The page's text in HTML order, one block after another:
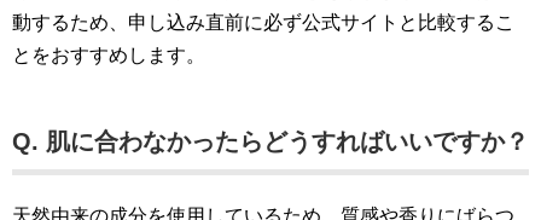
動するため、申し込み直前に必ず公式サイトと比較するこ
とをおすすめします。
Q. 肌に合わなかったらどうすればいいですか？
天然由来の成分を使用しているため、質感や香りにばらつ